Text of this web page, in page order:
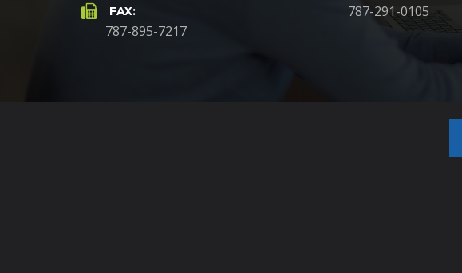
FAX:
787-895-7217
787-291-0105